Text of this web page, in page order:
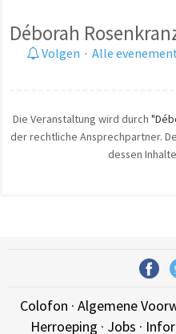
Déborah
Volgen · Alle
Die Veranstaltung wird durch
der rechtliche Ansprechpartner.
dessen
Colofon · Algemene
Herroeping · Jobs ·